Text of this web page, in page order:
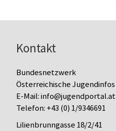
Kontakt
Bundesnetzwerk
Österreichische Jugendinfos
E-Mail:info@jugendportal.at
Telefon:+43 (0) 1/9346691
Lilienbrunngasse 18/2/41